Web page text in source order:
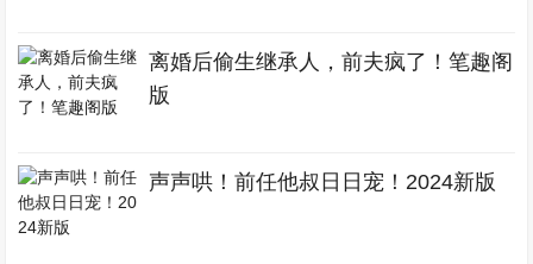
离婚后偷生继承人，前夫疯了！笔趣阁
版
声声哄！前任他叔日日宠！2024新版